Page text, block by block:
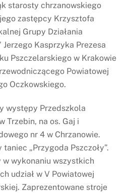
starosty chrzanowskiego
zastępcy Krzysztofa
Grupy Działania
Jerzego Kasprzyka Prezesa
Pszczelarskiego w Krakowie
Powiatowej
Oczkowskiego.
występy Przedszkola
Trzebin, na os. Gaj i
nr 4 w Chrzanowie.
„Przygoda Pszczoły”.
w wykonaniu wszystkich
udział w V Powiatowej
Zaprezentowane stroje